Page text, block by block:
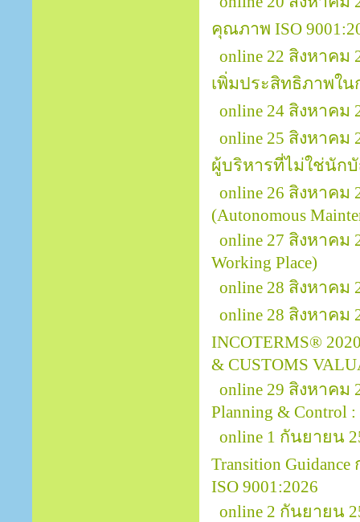
คุณภาพ ISO
online 22 สิงหาค
เพิ่มประสิทธิภาพใน
online 24 สิงหาค
online 25 สิงหาคม
ผู้บริหารที่ไม่ใช่นัก
online 26 สิงหาคม
(Autonomous
online 27 สิงหาคม
Working Place)
online 28 สิงหาคม
online 28 สิงหาคม
INCOTERMS®
& CUSTOMS
online 29 สิงหาคม
Planning & Control :
online 1 กันยายน
Transition
ISO 9001:2026
online 2 กันยายน